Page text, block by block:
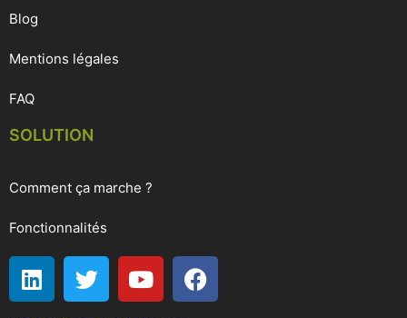
Blog
Mentions légales
FAQ
SOLUTION
Comment ça marche ?
Fonctionnalités